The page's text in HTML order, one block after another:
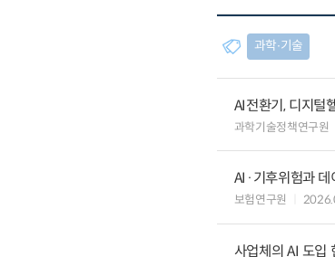
과학∙기술
AI전환기, 디지털
과학기술정책연구원
AI·기후위험과
보험연구원
사업체의 AI 도입